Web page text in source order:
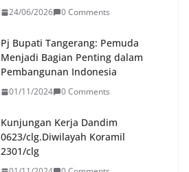
24/06/2026 0 Comments
Pj Bupati Tangerang: Pemuda
Menjadi Bagian Penting dalam
Pembangunan Indonesia
01/11/2024 0 Comments
Kunjungan Kerja Dandim
0623/clg.Diwilayah Koramil
2301/clg